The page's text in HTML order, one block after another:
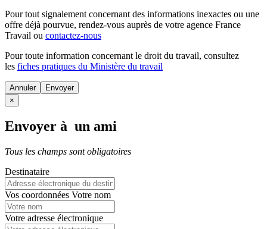
Pour tout signalement concernant des informations inexactes ou une
offre déjà pourvue, rendez-vous auprès de votre agence France
Travail ou contactez-nous
Pour toute information concernant le droit du travail, consultez
les fiches pratiques du Ministère du travail
Annuler
×
Envoyer à un ami
Tous les champs sont obligatoires
Destinataire
Vos coordonnées Votre nom
Votre adresse électronique